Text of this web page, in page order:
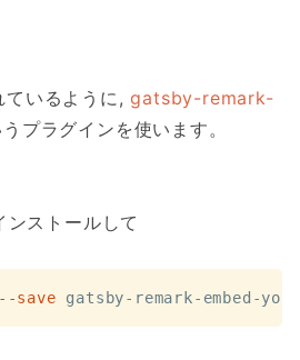
ているように,gatsby-remark-
プラグインを使います。
ンストールして
--save gatsby-remark-embed-